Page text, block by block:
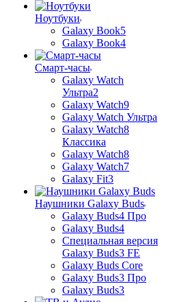
Ноутбуки
Galaxy Book5
Galaxy Book4
Смарт-часы
Galaxy Watch
Ультра2
Galaxy Watch9
Galaxy Watch Ультра
Galaxy Watch8
Классика
Galaxy Watch8
Galaxy Watch7
Galaxy Fit3
Наушники Galaxy Buds
Galaxy Buds4 Про
Galaxy Buds4
Специальная версия
Galaxy Buds3 FE
Galaxy Buds Core
Galaxy Buds3 Про
Galaxy Buds3